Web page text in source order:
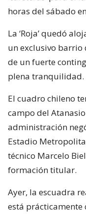
horas del sábado
La ‘Roja’ quedó
un exclusivo barrio
de un fuerte
plena tranquilidad.
El cuadro chileno
campo del
administración
Estadio
técnico Marcelo
formación titular.
Ayer, la escuadra
está prácticamente